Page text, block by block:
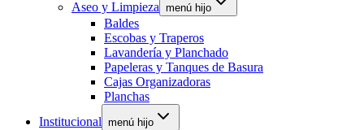
Aseo y Limpieza menú hijo
Baldes
Escobas y Traperos
Lavandería y Planchado
Papeleras y Tanques de Basura
Cajas Organizadoras
Planchas
Institucional menú hijo